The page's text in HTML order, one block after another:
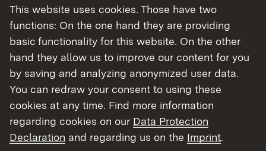
Unsere Ziele
Entdecken, wie vielfältig Staunen, wie schön
Erleben, wie faszinierend unsere Natur sein
kann.
Die scheinbar vertraute Umgebung offenbart bei
genauer Betrachtung, dass viel Unbekanntes in
ihr verborgen liegt. Wir wecken Neugier und
This website uses cookies. Those have two
functions: On the one hand they are providing
basic functionality for this website. On the other
hand they allow us to improve our content for you
by saving and analyzing anonymized user data.
You can redraw your consent to using these
cookies at any time. Find more information
regarding cookies on our Data Protection
Declaration and regarding us on the Imprint.